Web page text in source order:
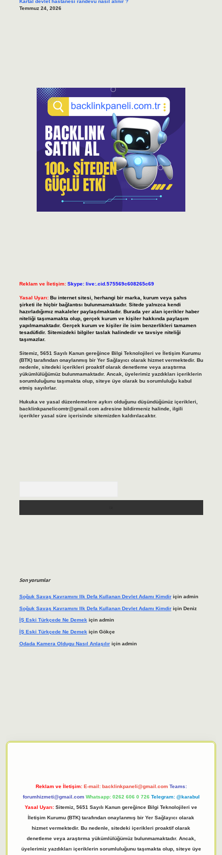
Temmuz 24, 2026
Reklam ve İletişim: Skype: live:.cid.575569c608265c69
Yasal Uyarı: Bu internet sitesi, herhangi bir marka, kurum veya şahıs
şirketi ile hiçbir bağlantısı bulunmamaktadır. Sitede yalnızca kendi
hazırladığımız makaleler paylaşılmaktadır. Burada yer alan içerikler haber
niteliği taşımamakta olup, gerçek kurum ve kişiler hakkında paylaşım
yapılmamaktadır. Gerçek kurum ve kişiler ile isim benzerlikleri tamamen
tesadüfidir. Sitemizdeki bilgiler taslak halindedir ve tavsiye niteliği
taşımazlar.
Sitemiz, 5651 Sayılı Kanun gereğince Bilgi Teknolojileri ve İletişim Kurumu
(BTK) tarafından onaylanmış bir Yer Sağlayıcı olarak hizmet vermektedir. Bu
nedenle, sitedeki içerikleri proaktif olarak denetleme veya araştırma
yükümlülüğümüz bulunmamaktadır. Ancak, üyelerimiz yazdıkları içeriklerin
sorumluluğunu taşımakta olup, siteye üye olarak bu sorumluluğu kabul
etmiş sayılırlar.
Hukuka ve yasal düzenlemelere aykırı olduğunu düşündüğünüz içerikleri,
backlinkpanelicomtr@gmail.comadresine bildirmeniz halinde, ilgili
içerikler yasal süre içerisinde sitemizden kaldırılacaktır.
Son yorumlar
Soğuk Savaş Kavramını Ilk Defa Kullanan Devlet Adamı Kimdiriçin admin
Soğuk Savaş Kavramını Ilk Defa Kullanan Devlet Adamı Kimdiriçin Deniz
İŞ Eski Türkçede Ne Demekiçin admin
İŞ Eski Türkçede Ne Demek için Gökçe
Odada Kamera Oldugu Nasıl Anlaşılıriçin admin
Reklam ve İletişim: E-mail: backlinkpaneli@gmail.com Teams:
forumhizmeti@gmail.com Whatsapp: 0262 606 0 726 Telegram: @karabul
Yasal Uyarı: Sitemiz, 5651 Sayılı Kanun gereğince Bilgi Teknolojileri ve
İletişim Kurumu (BTK) tarafından onaylanmış bir Yer Sağlayıcı olarak
hizmet vermektedir. Bu nedenle, sitedeki içerikleri proaktif olarak
denetleme veya araştırma yükümlülüğümüz bulunmamaktadır. Ancak,
üyelerimiz yazdıkları içeriklerin sorumluluğunu taşımakta olup, siteye üye